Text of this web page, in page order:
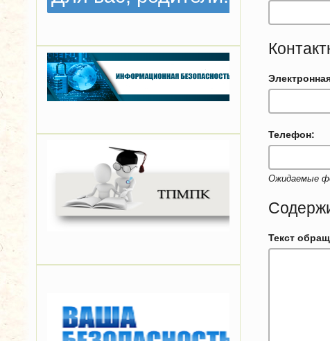
Телефон:
Ожидаемые
Текст